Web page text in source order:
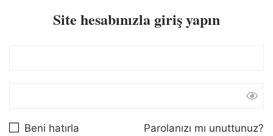
Site hesabınızla giriş yapın
Parolanızı mı unuttunuz?
Beni hatırla